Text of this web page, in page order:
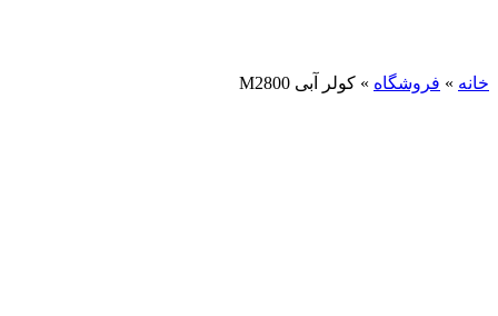
خانه » فروشگاه » کولر آبی M2800